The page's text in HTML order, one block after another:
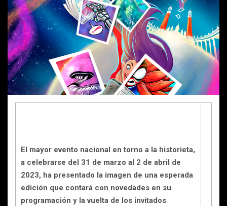
El mayor evento nacional en torno a la historieta,
a celebrarse del 31 de marzo al 2 de abril de
2023, ha presentado la imagen de una esperada
edición que contará con novedades en su
programación y la vuelta de los invitados